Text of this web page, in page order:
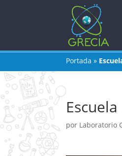
Portada »
por Laboratorio